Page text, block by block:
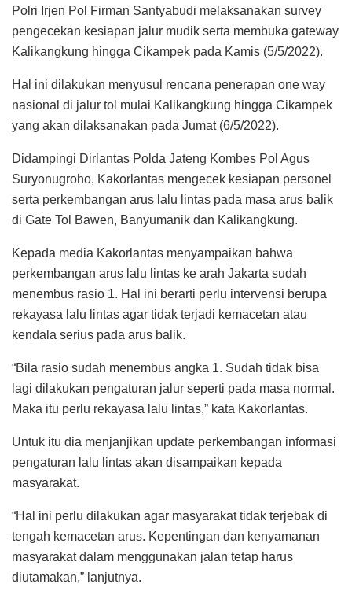
Polri Irjen Pol Firman Santyabudi melaksanakan survey
pengecekan kesiapan jalur mudik serta membuka gateway
Kalikangkung hingga Cikampek pada Kamis (5/5/2022).
Hal ini dilakukan menyusul rencana penerapan one way
nasional di jalur tol mulai Kalikangkung hingga Cikampek
yang akan dilaksanakan pada Jumat (6/5/2022).
Didampingi Dirlantas Polda Jateng Kombes Pol Agus
Suryonugroho, Kakorlantas mengecek kesiapan personel
serta perkembangan arus lalu lintas pada masa arus balik
di Gate Tol Bawen, Banyumanik dan Kalikangkung.
Kepada media Kakorlantas menyampaikan bahwa
perkembangan arus lalu lintas ke arah Jakarta sudah
menembus rasio 1. Hal ini berarti perlu intervensi berupa
rekayasa lalu lintas agar tidak terjadi kemacetan atau
kendala serius pada arus balik.
“Bila rasio sudah menembus angka 1. Sudah tidak bisa
lagi dilakukan pengaturan jalur seperti pada masa normal.
Maka itu perlu rekayasa lalu lintas,” kata Kakorlantas.
Untuk itu dia menjanjikan update perkembangan informasi
pengaturan lalu lintas akan disampaikan kepada
masyarakat.
“Hal ini perlu dilakukan agar masyarakat tidak terjebak di
tengah kemacetan arus. Kepentingan dan kenyamanan
masyarakat dalam menggunakan jalan tetap harus
diutamakan,” lanjutnya.